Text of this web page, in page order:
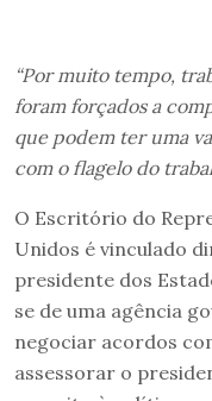
“Por muito tempo,
foram forçados a
que podem ter uma
com o flagelo do
O Escritório do
Unidos é vinculado
presidente dos
se de uma agência
negociar acordos
assessorar o